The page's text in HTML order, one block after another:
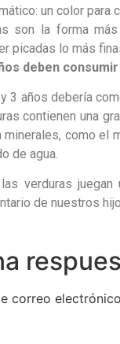
un color para
son la forma
picadas lo más
deben
3 años debería
contienen una
minerales, como el
de agua.
las verduras
de nuestros
correo